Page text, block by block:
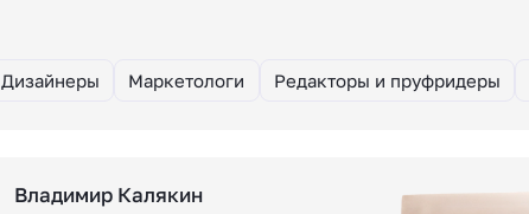
Дизайнеры Маркетологи Редакторы и пруфридеры
Владимир Калякин